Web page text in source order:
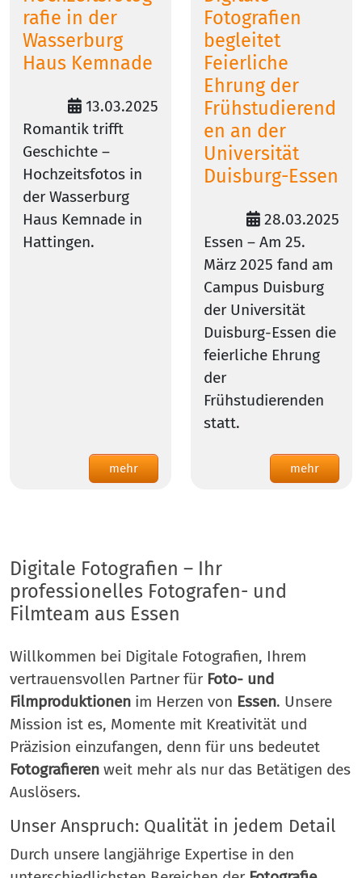
rafie in der
Wasserburg
Haus Kemnade
13.03.2025
Romantik trifft
Geschichte –
Hochzeitsfotos in
der Wasserburg
Haus Kemnade in
Hattingen.
mehr
Fotografien
begleitet
Feierliche
Ehrung der
Frühstudierend
en an der
Universität
Duisburg-Essen
28.03.2025
Essen – Am 25.
März 2025 fand am
Campus Duisburg
der Universität
Duisburg-Essen die
feierliche Ehrung
der
Frühstudierenden
statt.
mehr
Digitale Fotografien – Ihr
professionelles Fotografen- und
Filmteam aus Essen
Willkommen bei Digitale Fotografien, Ihrem
vertrauensvollen Partner für Foto- und
Filmproduktionen im Herzen von Essen. Unsere
Mission ist es, Momente mit Kreativität und
Präzision einzufangen, denn für uns bedeutet
Fotografieren weit mehr als nur das Betätigen des
Auslösers.
Unser Anspruch: Qualität in jedem Detail
Durch unsere langjährige Expertise in den